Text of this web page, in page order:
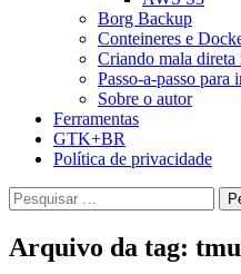
Borg Backup
Conteineres e
Criando mala
Passo-a-passo
Sobre o autor
Ferramentas
GTK+BR
Política de privacidade
Pesquisar
por:
Arquivo da tag: